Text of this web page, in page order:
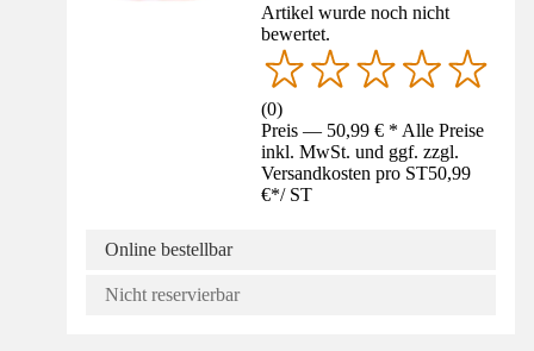
Artikel wurde noch nicht
bewertet.
(0)
Preis — 50,99 € * Alle Preise
inkl. MwSt. und ggf. zzgl.
Versandkosten pro ST50,99
€*/ ST
Online bestellbar
Nicht reservierbar